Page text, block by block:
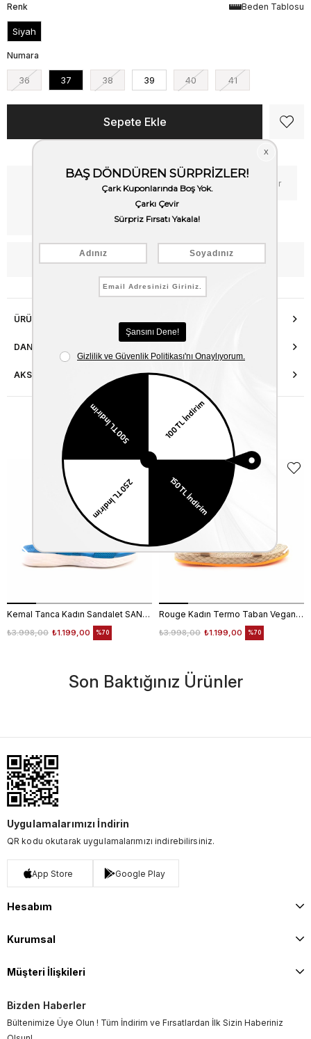
Beden Tablosu
Renk
Siyah
Numara
36 37 38 39 40 41
Kritik Stok Fiyat Düşünce Haber Ver
Kargo Bedava
WhatsApp’tan Bilgi Al
ÜRÜN ÖZELLIKLERI
DANIŞMA HATTI
AKSESUAR ONARIMI
Benzer Ürünler
Kemal Tanca Kadın Sandalet SANDALET
₺1.199,00
₺3.998,00 %70
Rouge Kadın Termo Taban Vegan Cırt Bantlı Bej Sandalet 1001
₺1.199,00
₺3.998,00 %70
Son Baktığınız Ürünler
Uygulamalarımızı İndirin
QR kodu okutarak uygulamalarımızı indirebilirsiniz.
App Store Google Play
Hesabım
Kurumsal
Müşteri İlişkileri
Bizden Haberler
Bültenimize Üye Olun ! Tüm İndirim ve Fırsatlardan İlk Sizin Haberiniz